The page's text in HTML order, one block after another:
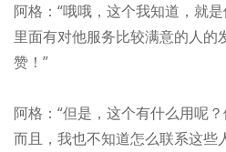
阿格：“哦哦，这个我知道，就
里面有对他服务比较满意的人的
赞！”
阿格：“但是，这个有什么用呢
而且，我也不知道怎么联系这些